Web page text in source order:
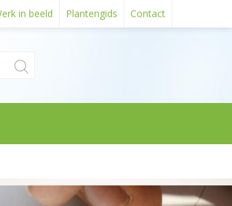
in beeld Plantengids Contact